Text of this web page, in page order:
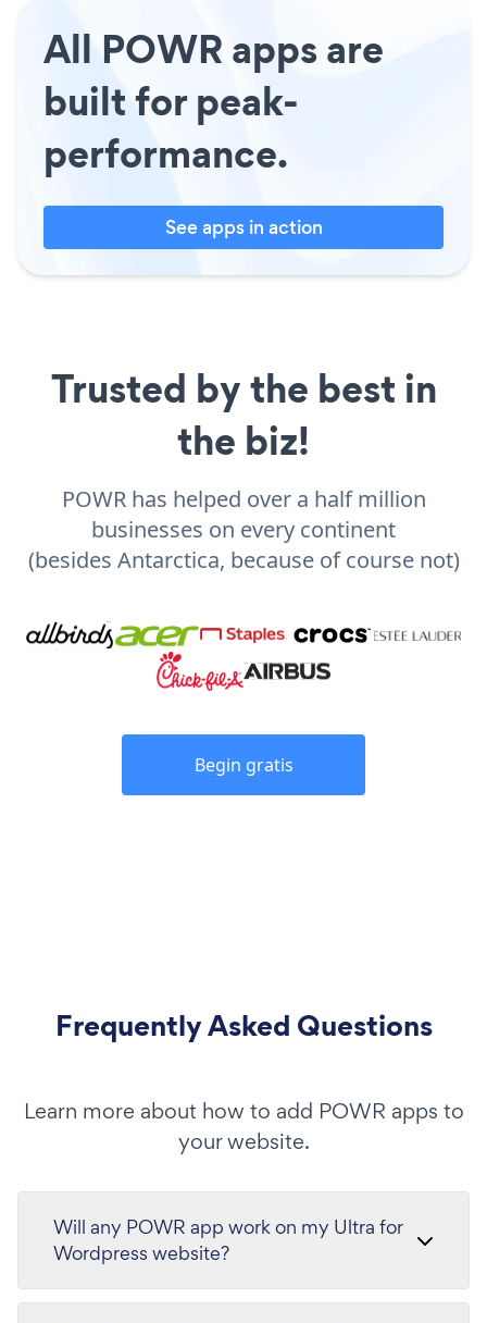
All POWR apps are
built for peak-
performance.
See apps in action
Trusted by the best in
the biz!
POWR has helped over a half million
businesses on every continent
(besides Antarctica, because of course not)
Begin gratis
Frequently Asked Questions
Learn more about how to add POWR apps to
your website.
Will any POWR app work on my Ultra for
Wordpress website?